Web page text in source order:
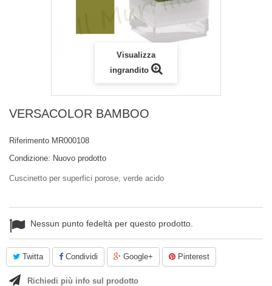
Visualizza
ingrandito
VERSACOLOR BAMBOO
Riferimento MR000108
Condizione: Nuovo prodotto
Cuscinetto per superfici porose, verde acido
Nessun punto fedeltà per questo prodotto.
Twitta Condividi Google+ Pinterest
Richiedi più info sul prodotto